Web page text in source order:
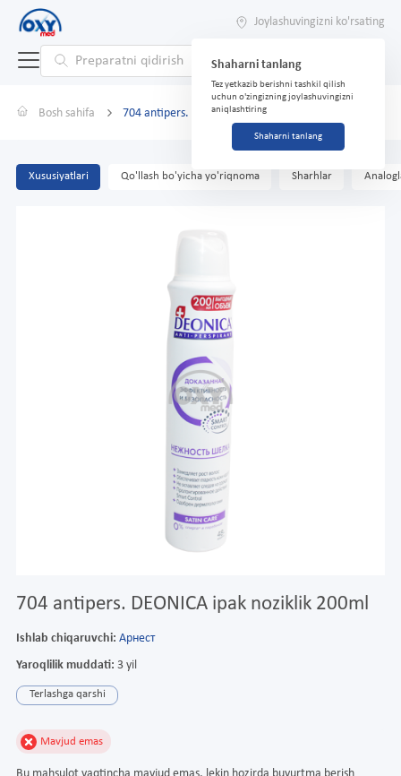
Joylashuvingizni ko'rsating
Shaharni tanlang
Tez yetkazib berishni tashkil qilish
uchun o'zingizning joylashuvingizni
aniqlashtiring
Shaharni tanlang
Bosh sahifa 704 antipers. DEONICA ipak noziklik 200ml
Xususiyatlari Qo'llash bo'yicha yo'riqnoma Sharhlar
704 antipers. DEONICA ipak noziklik 200ml
Ishlab chiqaruvchi: Арнест
Yaroqlilik muddati: 3 yil
Terlashga qarshi
Mavjud emas